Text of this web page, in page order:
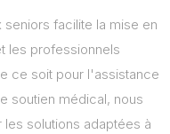
facilite la mise en
les professionnels
ce soit pour l'assistance
soutien médical, nous
solutions adaptées à